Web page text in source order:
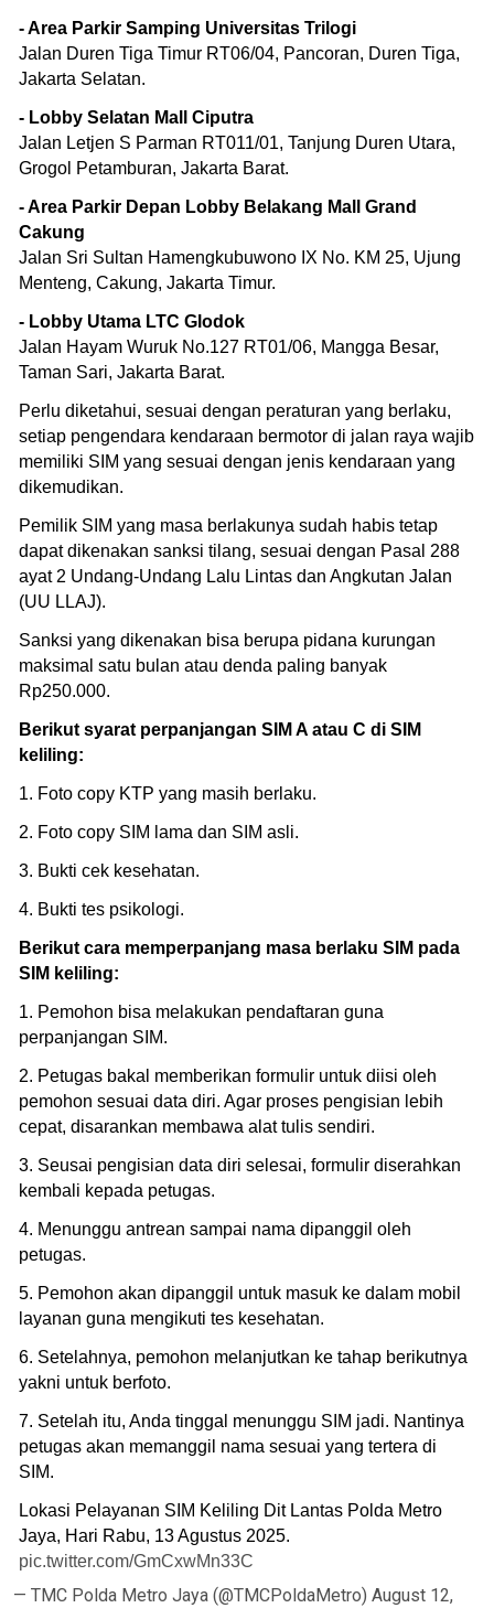
- Area Parkir Samping Universitas Trilogi
Jalan Duren Tiga Timur RT06/04, Pancoran, Duren Tiga,
Jakarta Selatan.
- Lobby Selatan Mall Ciputra
Jalan Letjen S Parman RT011/01, Tanjung Duren Utara,
Grogol Petamburan, Jakarta Barat.
- Area Parkir Depan Lobby Belakang Mall Grand
Cakung
Jalan Sri Sultan Hamengkubuwono IX No. KM 25, Ujung
Menteng, Cakung, Jakarta Timur.
- Lobby Utama LTC Glodok
Jalan Hayam Wuruk No.127 RT01/06, Mangga Besar,
Taman Sari, Jakarta Barat.
Perlu diketahui, sesuai dengan peraturan yang berlaku,
setiap pengendara kendaraan bermotor di jalan raya wajib
memiliki SIM yang sesuai dengan jenis kendaraan yang
dikemudikan.
Pemilik SIM yang masa berlakunya sudah habis tetap
dapat dikenakan sanksi tilang, sesuai dengan Pasal 288
ayat 2 Undang-Undang Lalu Lintas dan Angkutan Jalan
(UU LLAJ).
Sanksi yang dikenakan bisa berupa pidana kurungan
maksimal satu bulan atau denda paling banyak
Rp250.000.
Berikut syarat perpanjangan SIM A atau C di SIM
keliling:
1. Foto copy KTP yang masih berlaku.
2. Foto copy SIM lama dan SIM asli.
3. Bukti cek kesehatan.
4. Bukti tes psikologi.
Berikut cara memperpanjang masa berlaku SIM pada
SIM keliling:
1. Pemohon bisa melakukan pendaftaran guna
perpanjangan SIM.
2. Petugas bakal memberikan formulir untuk diisi oleh
pemohon sesuai data diri. Agar proses pengisian lebih
cepat, disarankan membawa alat tulis sendiri.
3. Seusai pengisian data diri selesai, formulir diserahkan
kembali kepada petugas.
4. Menunggu antrean sampai nama dipanggil oleh
petugas.
5. Pemohon akan dipanggil untuk masuk ke dalam mobil
layanan guna mengikuti tes kesehatan.
6. Setelahnya, pemohon melanjutkan ke tahap berikutnya
yakni untuk berfoto.
7. Setelah itu, Anda tinggal menunggu SIM jadi. Nantinya
petugas akan memanggil nama sesuai yang tertera di
SIM.
Lokasi Pelayanan SIM Keliling Dit Lantas Polda Metro
Jaya, Hari Rabu, 13 Agustus 2025.
pic.twitter.com/GmCxwMn33C
— TMC Polda Metro Jaya (@TMCPoldaMetro) August 12,